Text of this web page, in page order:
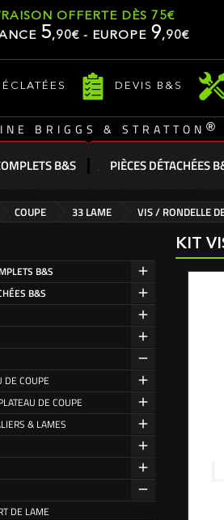
OFFERTE DÈS 75€
5,90€ - EUROPE 9,90€
DEVIS B&S
BRIGGS & STRATTON ®
B&S PIÈCES DÉTACHÉES
COUPE 33 LAME VIS / RONDELLE
B&S
B&S
DE COUPE
DE COUPE
& LAMES
DE LAME
KIT